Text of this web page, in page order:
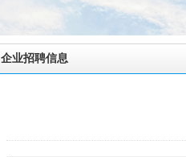
企业招聘信息